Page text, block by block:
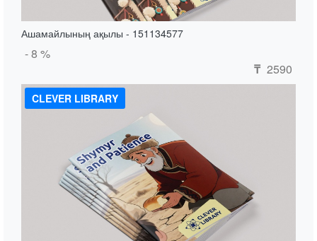
Ашамайлының ақылы - 151134577
- 8 %
₸ 2590
CLEVER LIBRARY